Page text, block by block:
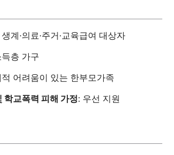
계·의료·주거·교육급여 대상자
층 가구
적 어려움이 있는 한부모가족
학교폭력 피해 가정: 우선 지원